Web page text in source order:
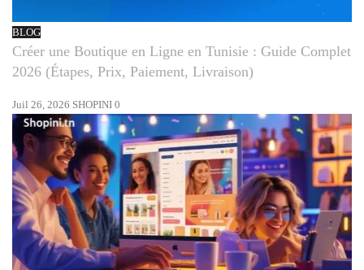
BLOG
Créer une Boutique en Ligne en Tunisie : Guide Complet
2026 (Étapes, Prix, Paiement, Livraison)
Juil 26, 2026 SHOPINI 0